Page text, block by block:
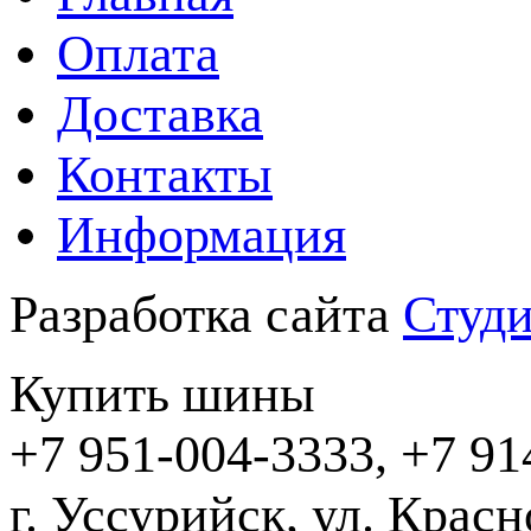
Оплата
Доставка
Контакты
Информация
Разработка сайта
Купить шины
+7 951-004-3333, +7
г. Уссурийск,